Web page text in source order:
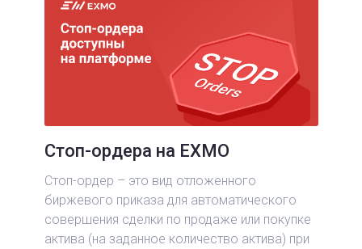
Стоп-ордера на EXMO
Стоп-ордер – это вид отложенного
биржевого приказа для автоматического
совершения сделки по продаже или покупке
актива (на заданное количество актива) при